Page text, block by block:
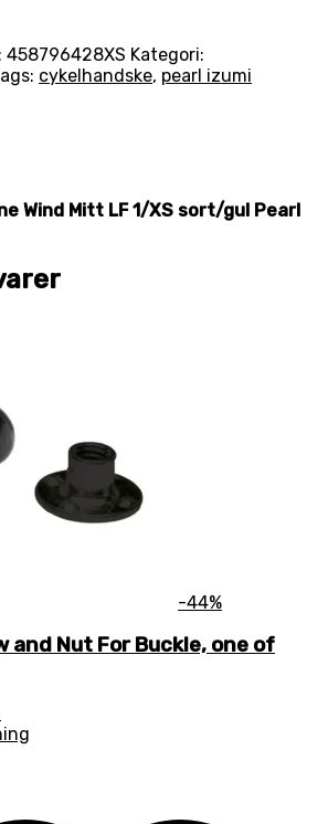
458796428XS Kategori:
cykelhandske, pearl izumi
Wind Mitt LF 1/XS sort/gul Pearl
-44%
and Nut For Buckle, one of
aktuelle